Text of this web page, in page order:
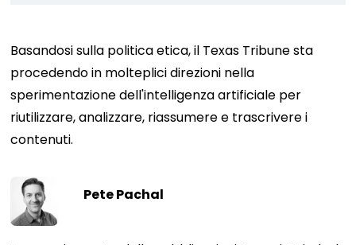
Basandosi sulla politica etica, il Texas Tribune sta
procedendo in molteplici direzioni nella
sperimentazione dell'intelligenza artificiale per
riutilizzare, analizzare, riassumere e trascrivere i
contenuti.
Pete Pachal